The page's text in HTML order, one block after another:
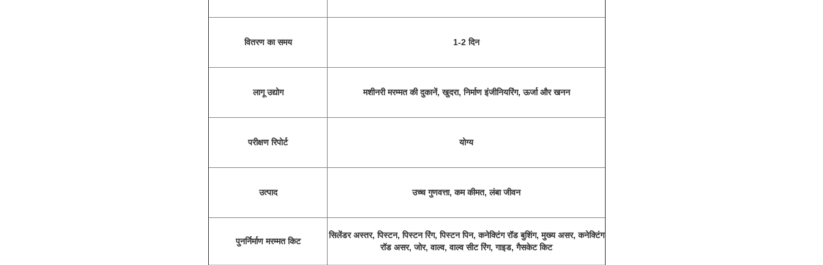
वितरण का समय 1-2 दिन
लागू उद्योग मशीनरी मरम्मत की दुकानें, खुदरा, निर्माण इंजीनियरिंग, ऊर्जा और खनन
परीक्षण रिपोर्ट योग्य
उत्पाद उच्च गुणवत्ता, कम कीमत, लंबा जीवन
पुनर्निर्माण मरम्मत किट
सिलेंडर अस्तर, पिस्टन, पिस्टन रिंग, पिस्टन पिन, कनेक्टिंग रॉड बुशिंग, मुख्य असर, कनेक्टिंग
रॉड असर, जोर, वाल्व, वाल्व सीट रिंग, गाइड, गैसकेट किट